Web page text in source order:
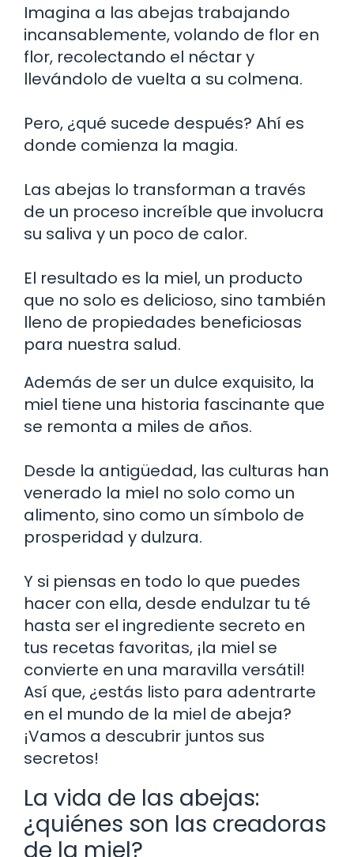
Imagina a las abejas trabajando
incansablemente, volando de flor en
flor, recolectando el néctar y
llevándolo de vuelta a su colmena.
Pero, ¿qué sucede después? Ahí es
donde comienza la magia.
Las abejas lo transforman a través
de un proceso increíble que involucra
su saliva y un poco de calor.
El resultado es la miel, un producto
que no solo es delicioso, sino también
lleno de propiedades beneficiosas
para nuestra salud.
Además de ser un dulce exquisito, la
miel tiene una historia fascinante que
se remonta a miles de años.
Desde la antigüedad, las culturas han
venerado la miel no solo como un
alimento, sino como un símbolo de
prosperidad y dulzura.
Y si piensas en todo lo que puedes
hacer con ella, desde endulzar tu té
hasta ser el ingrediente secreto en
tus recetas favoritas, ¡la miel se
convierte en una maravilla versátil!
Así que, ¿estás listo para adentrarte
en el mundo de la miel de abeja?
¡Vamos a descubrir juntos sus
secretos!
La vida de las abejas:
¿quiénes son las creadoras
de la miel?